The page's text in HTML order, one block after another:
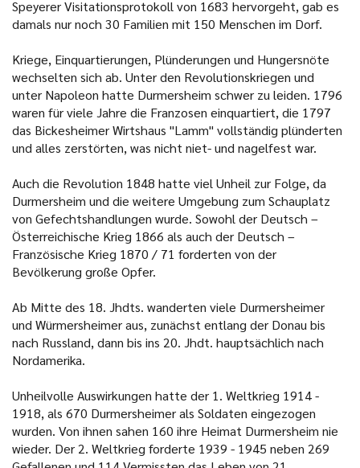
Speyerer Visitationsprotokoll von 1683 hervorgeht, gab es
damals nur noch 30 Familien mit 150 Menschen im Dorf.
Kriege, Einquartierungen, Plünderungen und Hungersnöte
wechselten sich ab. Unter den Revolutionskriegen und
unter Napoleon hatte Durmersheim schwer zu leiden. 1796
waren für viele Jahre die Franzosen einquartiert, die 1797
das Bickesheimer Wirtshaus "Lamm" vollständig plünderten
und alles zerstörten, was nicht niet- und nagelfest war.
Auch die Revolution 1848 hatte viel Unheil zur Folge, da
Durmersheim und die weitere Umgebung zum Schauplatz
von Gefechtshandlungen wurde. Sowohl der Deutsch –
Österreichische Krieg 1866 als auch der Deutsch –
Französische Krieg 1870 / 71 forderten von der
Bevölkerung große Opfer.
Ab Mitte des 18. Jhdts. wanderten viele Durmersheimer
und Würmersheimer aus, zunächst entlang der Donau bis
nach Russland, dann bis ins 20. Jhdt. hauptsächlich nach
Nordamerika.
Unheilvolle Auswirkungen hatte der 1. Weltkrieg 1914 -
1918, als 670 Durmersheimer als Soldaten eingezogen
wurden. Von ihnen sahen 160 ihre Heimat Durmersheim nie
wieder. Der 2. Weltkrieg forderte 1939 - 1945 neben 269